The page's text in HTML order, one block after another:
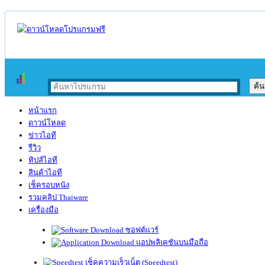
หน้าแรก
ดาวน์โหลด
ข่าวไอที
รีวิว
ทิปส์ไอที
สินค้าไอที
เช็ครอบหนัง
รวมคลิป Thaiware
เครื่องมือ
ซอฟต์แวร์
แอปพลิเคชันบนมือถือ
เช็คความเร็วเน็ต (Speedtest)